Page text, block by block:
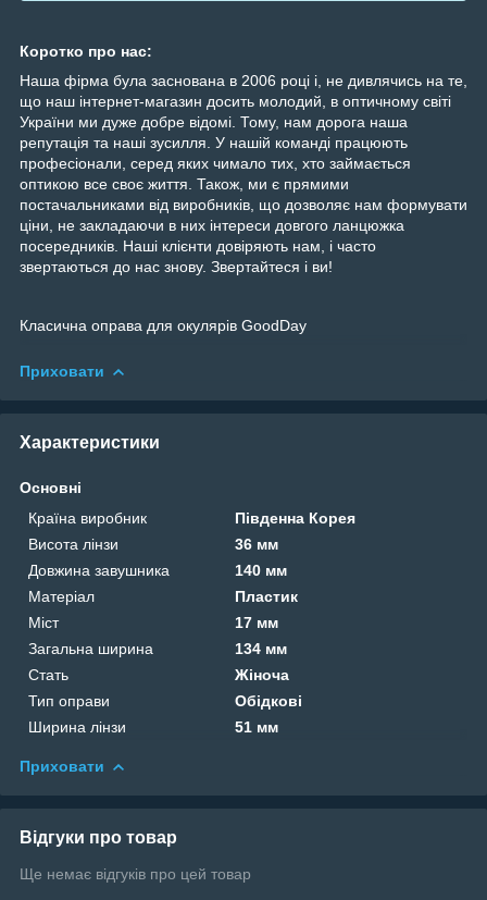
Коротко про нас:
Наша фірма була заснована в 2006 році і, не дивлячись на те,
що наш інтернет-магазин досить молодий, в оптичному світі
України ми дуже добре відомі. Тому, нам дорога наша
репутація та наші зусилля. У нашій команді працюють
професіонали, серед яких чимало тих, хто займається
оптикою все своє життя. Також, ми є прямими
постачальниками від виробників, що дозволяє нам формувати
ціни, не закладаючи в них інтереси довгого ланцюжка
посередників. Наші клієнти довіряють нам, і часто
звертаються до нас знову. Звертайтеся і ви!
Класична оправа для окулярів GoodDay
Приховати
Характеристики
Основні
Країна виробник
Південна Корея
Висота лінзи
36 мм
Довжина завушника
140 мм
Матеріал
Пластик
Міст
17 мм
Загальна ширина
134 мм
Стать
Жіноча
Тип оправи
Обідкові
Ширина лінзи
51 мм
Приховати
Відгуки про товар
Ще немає відгуків про цей товар